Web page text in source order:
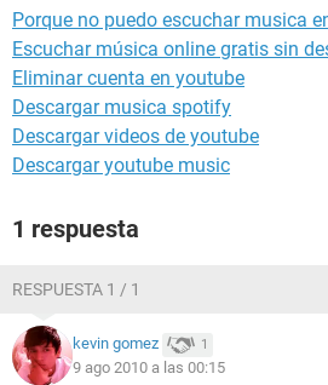
Porque no puedo escuchar musica
Escuchar música online gratis sin
Eliminar cuenta en youtube
Descargar musica spotify
Descargar videos de youtube
Descargar youtube music
1 respuesta
RESPUESTA 1 / 1
kevin gomez 1
9 ago 2010 a las 00:15